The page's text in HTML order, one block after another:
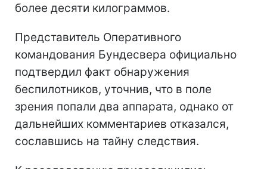
более десяти килограммов.
Представитель Оперативного
командования Бундесвера официально
подтвердил факт обнаружения
беспилотников, уточнив, что в поле
зрения попали два аппарата, однако от
дальнейших комментариев отказался,
сославшись на тайну следствия.